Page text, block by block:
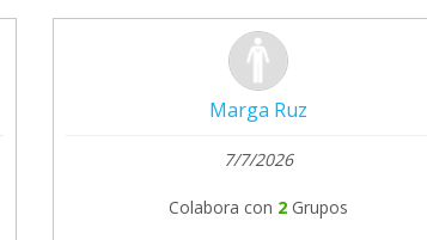
Marga Ruz
7/7/2026
Colabora con 2 Grupos